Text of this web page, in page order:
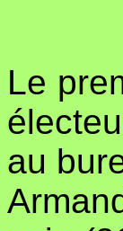
Le
au